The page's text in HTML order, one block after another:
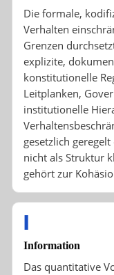
Die formale,
Verhalten
Grenzen
explizite,
konstitutionelle
Leitplanken,
institutionelle
gesetzlich
nicht als Struktur
gehört zur
I
Information
Das quantitative